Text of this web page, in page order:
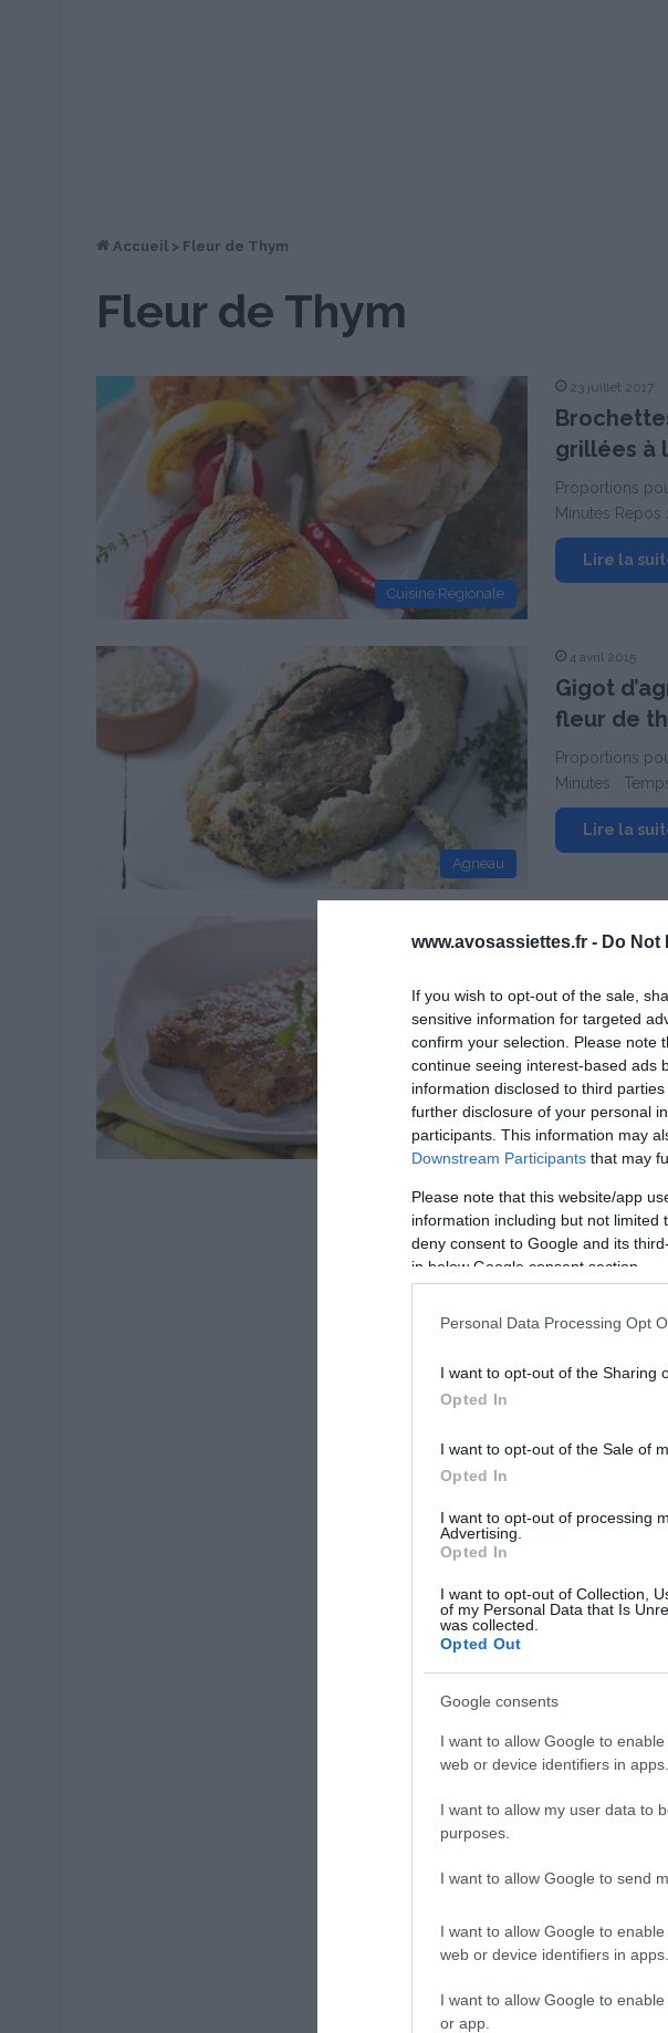
www.avosassiettes.fr - Do Not
If you wish to opt-out of the sale,
sensitive information for targeted
confirm your selection. Please note
continue seeing interest-based ads
information disclosed to third
further disclosure of your personal
participants. This information may
Downstream Participants that may
Please note that this website/app
information including but not limited
deny consent to Google and its
in below Google consent section.
Personal Data Processing Opt
I want to opt-out of the Sharing
Opted In
I want to opt-out of the Sale of
Opted In
I want to opt-out of processing
Advertising.
Opted In
I want to opt-out of Collection,
of my Personal Data that Is
was collected.
Opted Out
Google consents
I want to allow Google to
web or device identifiers in apps.
I want to allow my user data to
purposes.
I want to allow Google to send
I want to allow Google to
web or device identifiers in apps.
I want to allow Google to
or app.
Accueil > Fleur de Thym
Fleur de Thym
Cuisine Régionale
23 juillet 2017
grillées à
Proportions
Minutes Repos
Lire la
Agneau
4 avril 2015
Gigot
fleur de
Proportions
Minutes
Lire la
Fromages & Œufs
Proportions
Minutes
Lire la